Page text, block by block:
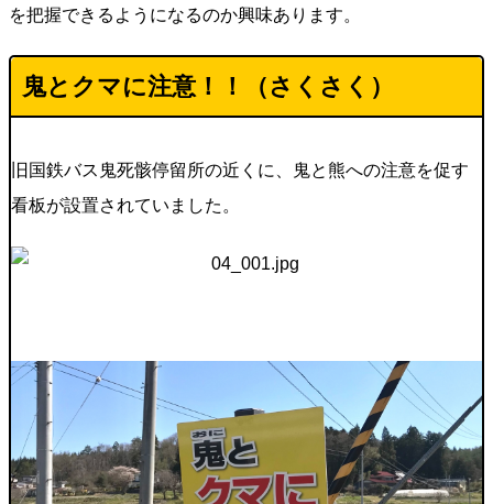
を把握できるようになるのか興味あります。
鬼とクマに注意！！（さくさく）
旧国鉄バス鬼死骸停留所の近くに、鬼と熊への注意を促す
看板が設置されていました。